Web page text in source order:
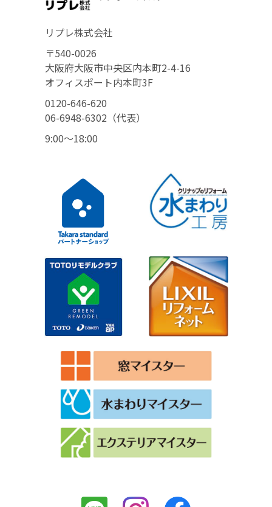
リプレ株式会社
〒540-0026
大阪府大阪市中央区内本町2-4-16
オフィスポート内本町3F
0120-646-620
06-6948-6302（代表）
9:00〜18:00